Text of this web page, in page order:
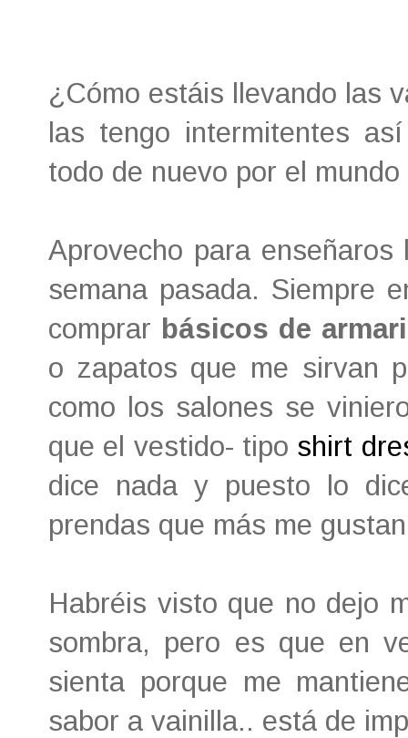
¿Cómo estáis llevando las
las tengo intermitentes
todo de nuevo por el
Aprovecho para
semana pasada. Siempre
comprar básicos de
o zapatos que me sirvan
como los salones se
que el vestido- tipo shirt
dice nada y puesto lo
prendas que más me
Habréis visto que no dejo
sombra, pero es que en
sienta porque me
sabor a vainilla.. está de